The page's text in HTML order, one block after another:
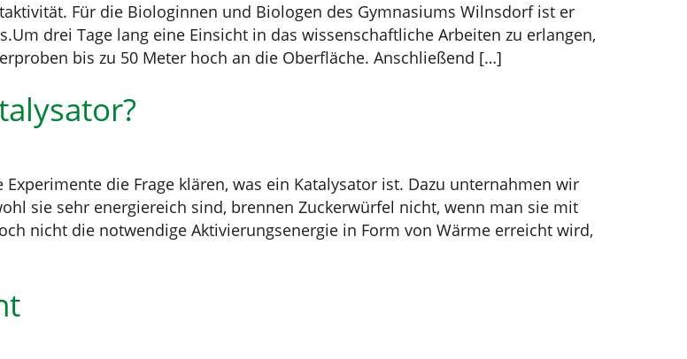
Für die Biologinnen und Biologen des Gymnasiums Wilnsdorf ist er
drei Tage lang eine Einsicht in das wissenschaftliche Arbeiten zu erlangen,
bis zu 50 Meter hoch an die Oberfläche. Anschließend […]
die Frage klären, was ein Katalysator ist. Dazu unternahmen wir
sie sehr energiereich sind, brennen Zuckerwürfel nicht, wenn man sie mit
nicht die notwendige Aktivierungsenergie in Form von Wärme erreicht wird,